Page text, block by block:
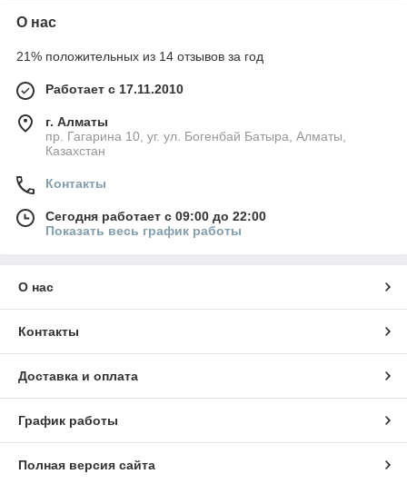
О нас
21% положительных из 14 отзывов за год
Работает с 17.11.2010
г. Алматы
пр. Гагарина 10, уг. ул. Богенбай Батыра, Алматы,
Казахстан
Контакты
Сегодня работает с 09:00 до 22:00
Показать весь график работы
О нас
Контакты
Доставка и оплата
График работы
Полная версия сайта